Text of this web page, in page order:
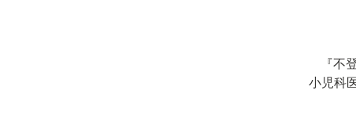
『不
小児科